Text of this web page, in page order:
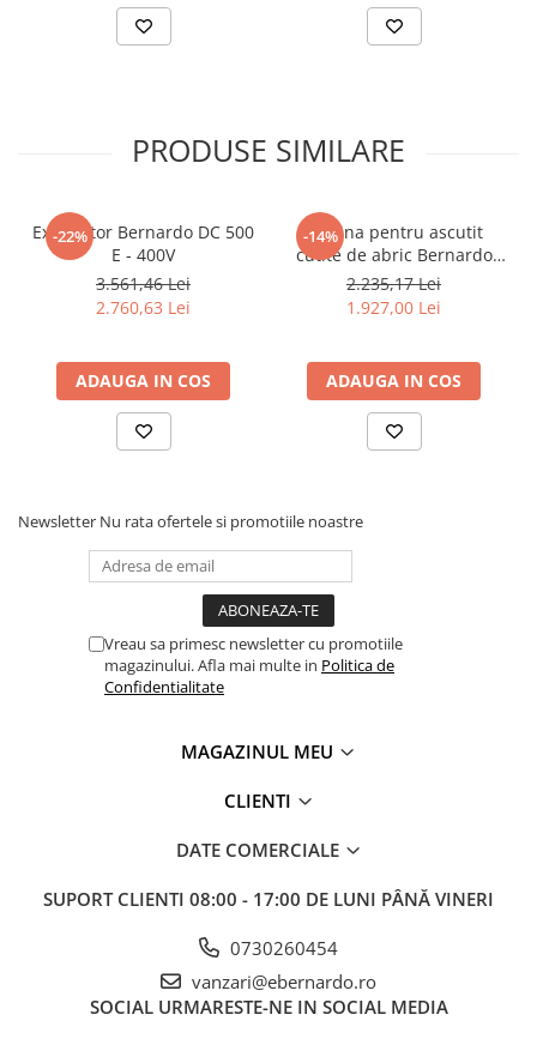
Indicatoare înălțime
Indicator cadran / Baze magnetice
Micrometru de adancime
Palpatoare margine
Placi de granit de suprafață
Set unelte de masurare
Instrumente de decupare
Instrumente de frezat
Tarozi si filiere
Accesorii utilaje
Accesorii masini de gaurit si frezat
Accesorii pentru ferastraie
mecanice cu banda si disc
Accesorii pentru masini de ascutit
Accesorii pentru masini de gaurit
Accesorii pentru masini de taiat
Accesorii polizor umed și uscat
Accesorii masini de slefuit cutite
de gravat
PRODUSE SIMILARE
-22%
Exhaustor Bernardo DC 500
E - 400V
3.561,46 Lei
2.760,63 Lei
ADAUGA IN COS
-14%
Masina pentru ascutit
cutite de abric Bernardo
HMS 600
2.235,17 Lei
1.927,00 Lei
ADAUGA IN COS
Newsletter Nu rata ofertele si promotiile noastre
Vreau sa primesc newsletter cu promotiile
magazinului. Afla mai multe in Politica de
Confidentialitate
MAGAZINUL MEU
CLIENTI
DATE COMERCIALE
SUPORT CLIENTI 08:00 - 17:00 DE LUNI PÂNĂ VINERI
0730260454
vanzari@ebernardo.ro
SOCIAL URMARESTE-NE IN SOCIAL MEDIA